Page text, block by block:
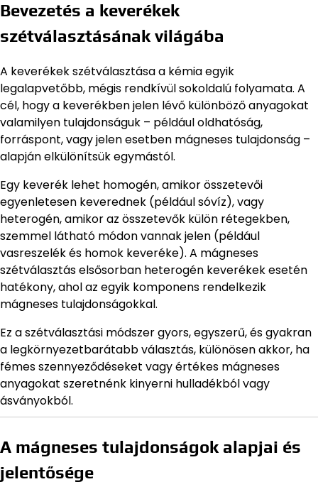
Bevezetés a keverékek
szétválasztásának világába
A keverékek szétválasztása a kémia egyik
legalapvetőbb, mégis rendkívül sokoldalú folyamata. A
cél, hogy a keverékben jelen lévő különböző anyagokat
valamilyen tulajdonságuk – például oldhatóság,
forráspont, vagy jelen esetben mágneses tulajdonság –
alapján elkülönítsük egymástól.
Egy keverék lehet homogén, amikor összetevői
egyenletesen keverednek (például sóvíz), vagy
heterogén, amikor az összetevők külön rétegekben,
szemmel látható módon vannak jelen (például
vasreszelék és homok keveréke). A mágneses
szétválasztás elsősorban heterogén keverékek esetén
hatékony, ahol az egyik komponens rendelkezik
mágneses tulajdonságokkal.
Ez a szétválasztási módszer gyors, egyszerű, és gyakran
a legkörnyezetbarátabb választás, különösen akkor, ha
fémes szennyeződéseket vagy értékes mágneses
anyagokat szeretnénk kinyerni hulladékból vagy
ásványokból.
A mágneses tulajdonságok alapjai és
jelentősége